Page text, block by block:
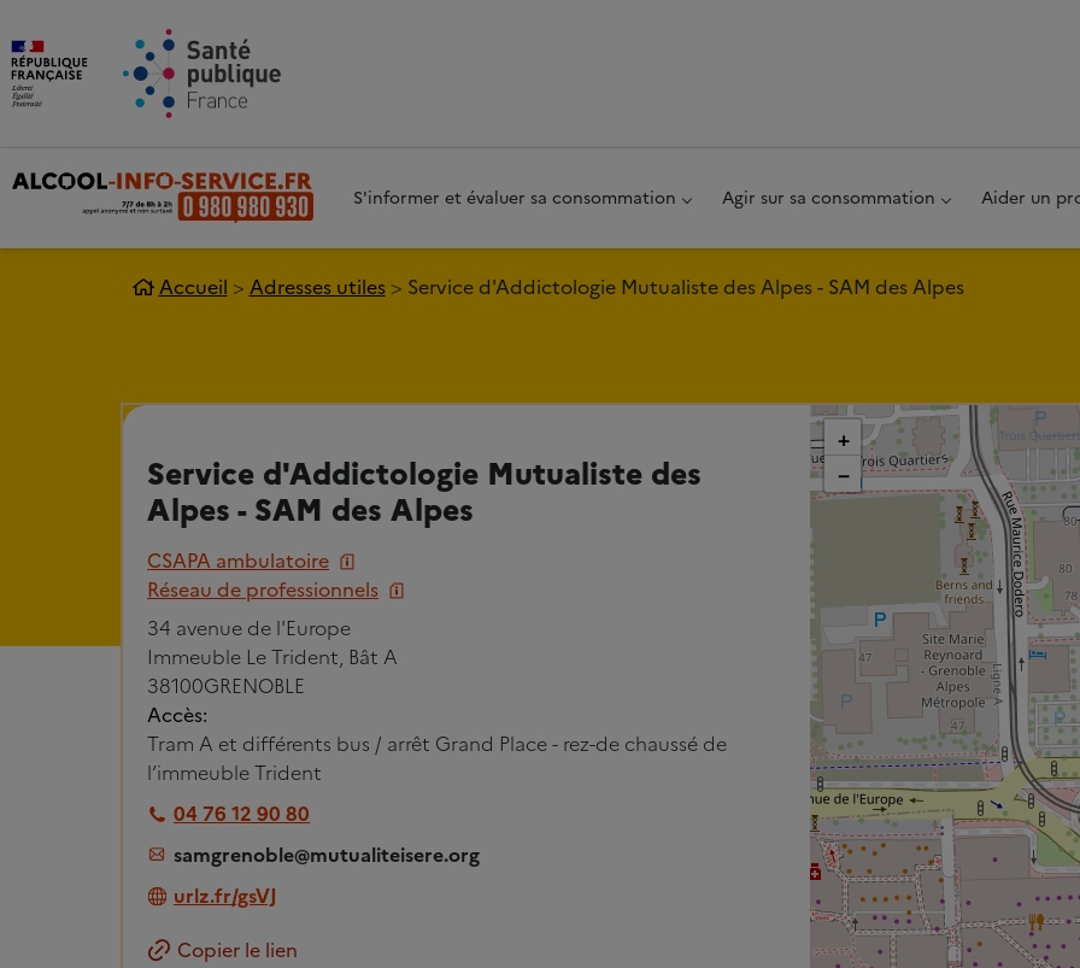
S'informer et évaluer sa consommation Agir sur sa consommation Aider un
Accueil Adresses utiles Service d'Addictologie Mutualiste des Alpes - SAM des Alpes
Service d'Addictologie Mutualiste des
Alpes - SAM des Alpes
CSAPA ambulatoire
Réseau de professionnels
34 avenue de l'Europe
Immeuble Le Trident, Bât A
38100GRENOBLE
Accès:
Tram A et différents bus / arrêt Grand Place - rez-de chaussé de
l’immeuble Trident
04 76 12 90 80
samgrenoble@mutualiteisere.org
urlz.fr/gsVJ
Copier le lien
+
−